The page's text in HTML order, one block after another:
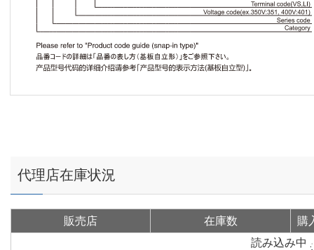
代理店在庫状況
販売店 在庫数
購
読み込み中